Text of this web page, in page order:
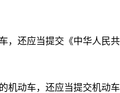
，还应当提交《中华人民
机动车，还应当提交机动